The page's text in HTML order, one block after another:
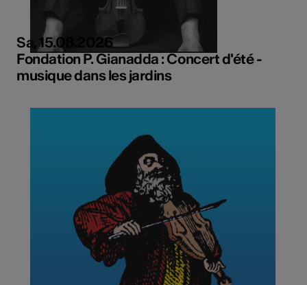
Sa, 15.08.2026
Fondation P. Gianadda : Concert d'été -
musique dans les jardins